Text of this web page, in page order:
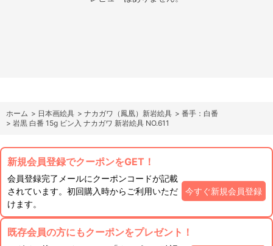
ホーム > 日本画絵具 > ナカガワ（鳳凰）新岩絵具 > 番手：白番
> 岩黒 白番 15g ビン入 ナカガワ 新岩絵具 NO.611
新規会員登録でクーポンをGET！
会員登録完了メールにクーポンコードが記載
されています。初回購入時からご利用いただ
けます。
今すぐ新規会員登録
既存会員の方にもクーポンをプレゼント！